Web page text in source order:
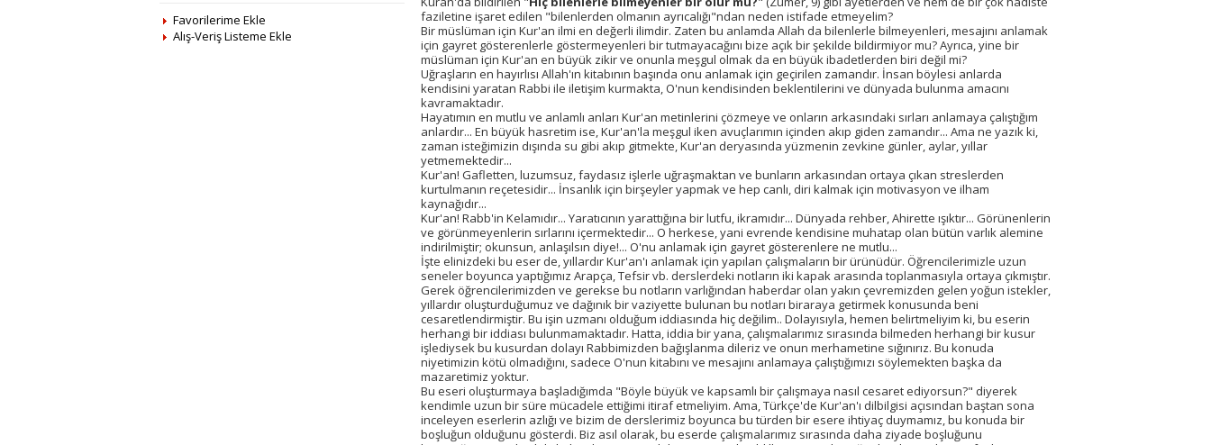
Favorilerime Ekle
Alış-Veriş Listeme Ekle
faziletine işaret edilen "bilenlerden olmanın ayrıcalığı"ndan neden istifade etmeyelim?
Bir müslüman için Kur'an ilmi en değerli ilimdir. Zaten bu anlamda Allah da bilenlerle bilmeyenleri, mesajını anlamak
için gayret gösterenlerle göstermeyenleri bir tutmayacağını bize açık bir şekilde bildirmiyor mu? Ayrıca, yine bir
müslüman için Kur'an en büyük zikir ve onunla meşgul olmak da en büyük ibadetlerden biri değil mi?
Uğraşların en hayırlısı Allah'ın kitabının başında onu anlamak için geçirilen zamandır. İnsan böylesi anlarda
kendisini yaratan Rabbi ile iletişim kurmakta, O'nun kendisinden beklentilerini ve dünyada bulunma amacını
kavramaktadır.
Hayatımın en mutlu ve anlamlı anları Kur'an metinlerini çözmeye ve onların arkasındaki sırları anlamaya çalıştığım
anlardır... En büyük hasretim ise, Kur'an'la meşgul iken avuçlarımın içinden akıp giden zamandır... Ama ne yazık ki,
zaman isteğimizin dışında su gibi akıp gitmekte, Kur'an deryasında yüzmenin zevkine günler, aylar, yıllar
yetmemektedir...
Kur'an! Gafletten, luzumsuz, faydasız işlerle uğraşmaktan ve bunların arkasından ortaya çıkan streslerden
kurtulmanın reçetesidir... İnsanlık için birşeyler yapmak ve hep canlı, diri kalmak için motivasyon ve ilham
kaynağıdır...
Kur'an! Rabb'in Kelamıdır... Yaratıcının yarattığına bir lutfu, ikramıdır... Dünyada rehber, Ahirette ışıktır... Görünenlerin
ve görünmeyenlerin sırlarını içermektedir... O herkese, yani evrende kendisine muhatap olan bütün varlık alemine
indirilmiştir; okunsun, anlaşılsın diye!... O'nu anlamak için gayret gösterenlere ne mutlu...
İşte elinizdeki bu eser de, yıllardır Kur'an'ı anlamak için yapılan çalışmaların bir ürünüdür. Öğrencilerimizle uzun
seneler boyunca yaptığımız Arapça, Tefsir vb. derslerdeki notların iki kapak arasında toplanmasıyla ortaya çıkmıştır.
Gerek öğrencilerimizden ve gerekse bu notların varlığından haberdar olan yakın çevremizden gelen yoğun istekler,
yıllardır oluşturduğumuz ve dağınık bir vaziyette bulunan bu notları biraraya getirmek konusunda beni
cesaretlendirmiştir. Bu işin uzmanı olduğum iddiasında hiç değilim.. Dolayısıyla, hemen belirtmeliyim ki, bu eserin
herhangi bir iddiası bulunmamaktadır. Hatta, iddia bir yana, çalışmalarımız sırasında bilmeden herhangi bir kusur
işlediysek bu kusurdan dolayı Rabbimizden bağışlanma dileriz ve onun merhametine sığınırız. Bu konuda
niyetimizin kötü olmadığını, sadece O'nun kitabını ve mesajını anlamaya çalıştığımızı söylemekten başka da
mazaretimiz yoktur.
Bu eseri oluşturmaya başladığımda "Böyle büyük ve kapsamlı bir çalışmaya nasıl cesaret ediyorsun?" diyerek
kendimle uzun bir süre mücadele ettiğimi itiraf etmeliyim. Ama, Türkçe'de Kur'an'ı dilbilgisi açısından baştan sona
inceleyen eserlerin azlığı ve bizim de derslerimiz boyunca bu türden bir esere ihtiyaç duymamız, bu konuda bir
boşluğun olduğunu gösterdi. Biz asıl olarak, bu eserde çalışmalarımız sırasında daha ziyade boşluğunu